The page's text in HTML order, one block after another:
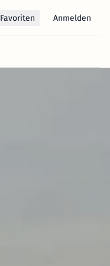
Favoriten Anmelden